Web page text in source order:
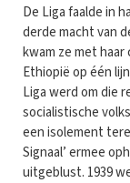
De Liga faalde in
derde macht van
kwam ze met haar
Ethiopië op één
Liga werd om die
socialistische
een isolement
Signaal’ ermee
uitgeblust. 1939